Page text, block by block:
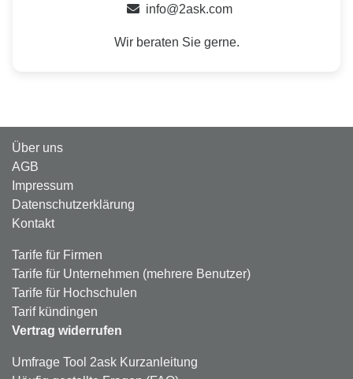
info@2ask.com
Wir beraten Sie gerne.
Über uns
AGB
Impressum
Datenschutzerklärung
Kontakt
Tarife für Firmen
Tarife für Unternehmen (mehrere Benutzer)
Tarife für Hochschulen
Tarif kündingen
Vertrag widerrufen
Umfrage Tool 2ask Kurzanleitung